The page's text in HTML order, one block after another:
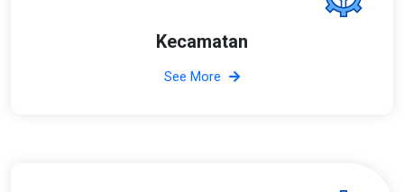
Kecamatan
See More